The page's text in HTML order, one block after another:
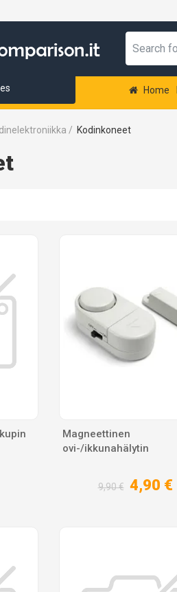
Home
/ Kodinkoneet
Magneettinen
ovi-/ikkunahälytin
9,90 € 4,90 €